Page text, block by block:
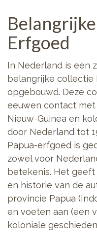
Erfgoed
In Nederland is een
belangrijke collectie
opgebouwd. Deze
eeuwen contact
Nieuw-Guinea en
door Nederland tot
Papua-erfgoed is
zowel voor
betekenis. Het
en historie van de
provincie Papua
en voeten aan (een
koloniale